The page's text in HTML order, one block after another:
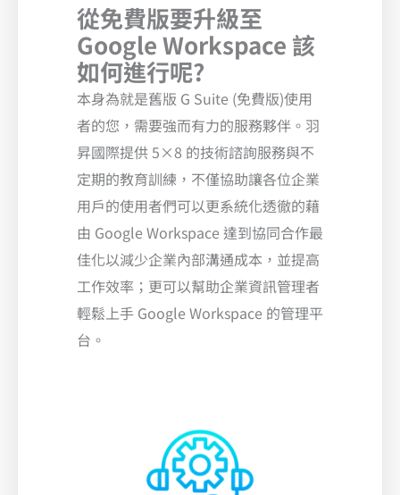
從免費版要升級至
Google Workspace 該
如何進行呢?
本身為就是舊版 G Suite (免費版)使用
者的您，需要強而有力的服務夥伴。羽
昇國際提供 5×8 的技術諮詢服務與不
定期的教育訓練，不僅協助讓各位企業
用戶的使用者們可以更系統化透徹的藉
由 Google Workspace 達到協同合作最
佳化以減少企業內部溝通成本，並提高
工作效率；更可以幫助企業資訊管理者
輕鬆上手 Google Workspace 的管理平
台。